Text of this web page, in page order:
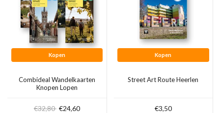
Kopen
Combideal Wandelkaarten
Knopen Lopen
€32,80 €24,60
Kopen
Street Art Route Heerlen
€3,50